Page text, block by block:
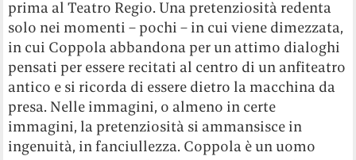
prima al Teatro Regio. Una pretenziosità redenta
solo nei momenti – pochi – in cui viene dimezzata,
in cui Coppola abbandona per un attimo dialoghi
pensati per essere recitati al centro di un anfiteatro
antico e si ricorda di essere dietro la macchina da
presa. Nelle immagini, o almeno in certe
immagini, la pretenziosità si ammansisce in
ingenuità, in fanciullezza. Coppola è un uomo